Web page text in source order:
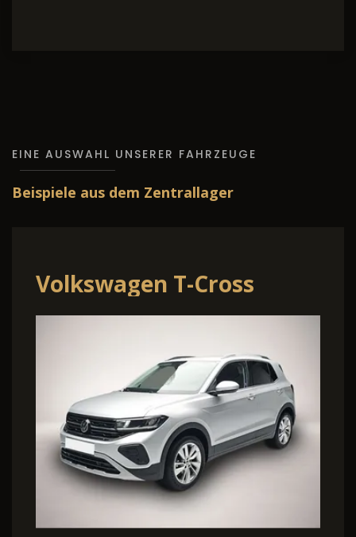
EINE AUSWAHL UNSERER FAHRZEUGE
Beispiele aus dem Zentrallager
Volkswagen T-Cross